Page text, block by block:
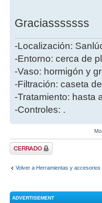
Graciasssssss
-Localización:
-Entorno: cerca de
-Vaso: hormigón y
-Filtración: caseta
-Tratamiento: hasta
-Controles: .
Tema cerrado
Volver a Herramientas y accesorios
ADVERTISEMENT